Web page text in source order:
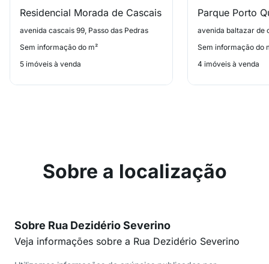
Residencial Morada de Cascais
avenida cascais 99, Passo das Pedras
Sem informação do m²
5 imóveis à venda
Parque Porto
Sem informação do
4 imóveis à venda
Sobre a localização
Sobre Rua Dezidério Severino
Veja informações sobre a Rua Dezidério Severino